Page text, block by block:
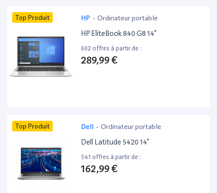
Top Produit HP - Ordinateur portable
HP EliteBook 840 G8 14”
602 offres à partir de :
289,99 €
Top Produit Dell - Ordinateur portable
Dell Latitude 5420 14”
541 offres à partir de :
162,99 €